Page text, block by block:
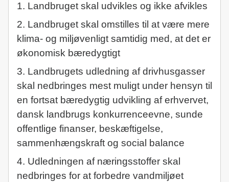
1. Landbruget skal udvikles og ikke afvikles
2. Landbruget skal omstilles til at være mere
klima- og miljøvenligt samtidig med, at det er
økonomisk bæredygtigt
3. Landbrugets udledning af drivhusgasser
skal nedbringes mest muligt under hensyn til
en fortsat bæredygtig udvikling af erhvervet,
dansk landbrugs konkurrenceevne, sunde
offentlige finanser, beskæftigelse,
sammenhængskraft og social balance
4. Udledningen af næringsstoffer skal
nedbringes for at forbedre vandmiljøet